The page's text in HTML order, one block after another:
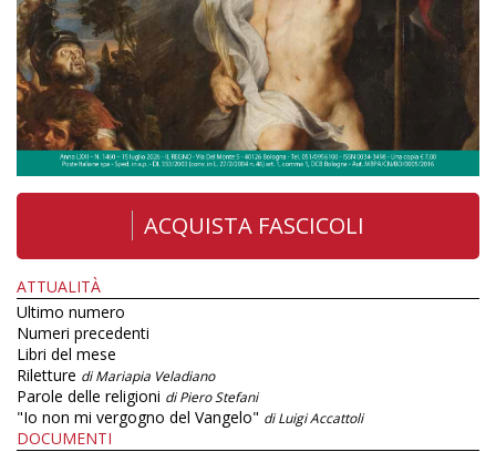
ACQUISTA FASCICOLI
ATTUALITÀ
Ultimo numero
Numeri precedenti
Libri del mese
Riletture di Mariapia Veladiano
Parole delle religioni di Piero Stefani
"Io non mi vergogno del Vangelo" di Luigi Accattoli
DOCUMENTI